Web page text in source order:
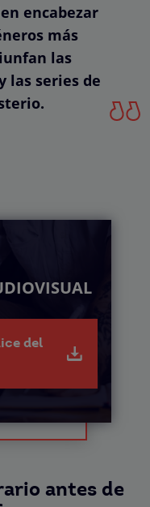
encabezar
más
las
las series de
del
antes de